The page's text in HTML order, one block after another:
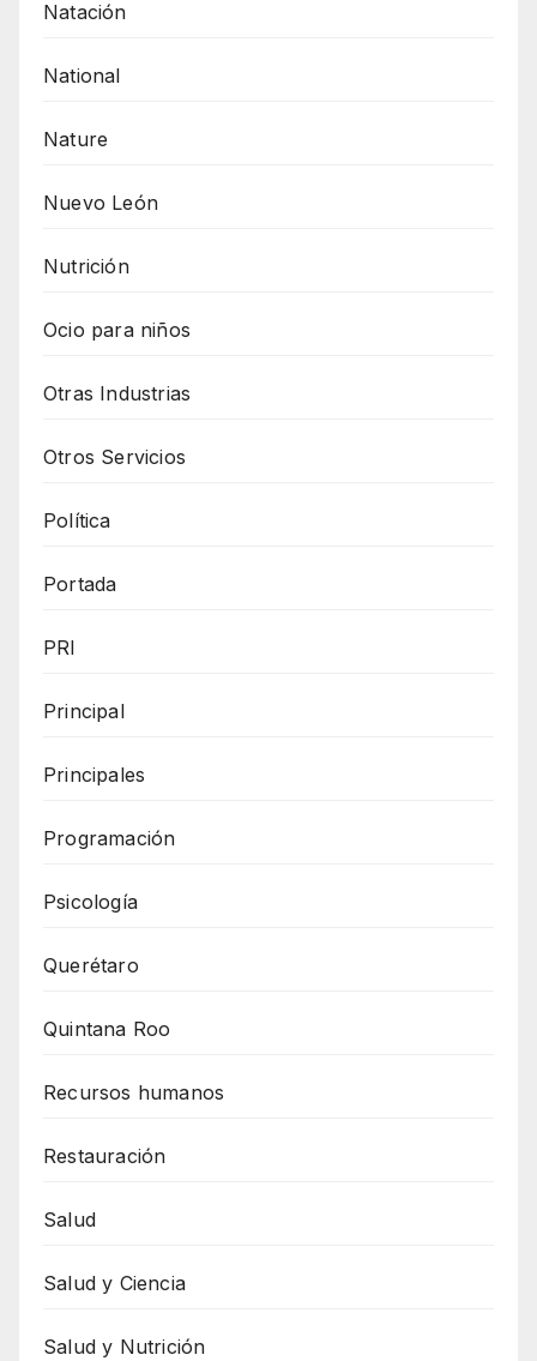
Natación
National
Nature
Nuevo León
Nutrición
Ocio para niños
Otras Industrias
Otros Servicios
Política
Portada
PRI
Principal
Principales
Programación
Psicología
Querétaro
Quintana Roo
Recursos humanos
Restauración
Salud
Salud y Ciencia
Salud y Nutrición